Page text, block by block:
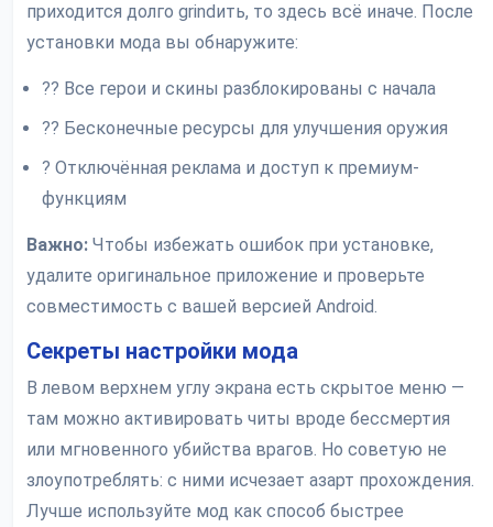
приходится долго grindить, то здесь всё иначе. После
установки мода вы обнаружите:
?? Все герои и скины разблокированы с начала
?? Бесконечные ресурсы для улучшения оружия
? Отключённая реклама и доступ к премиум-
функциям
Важно: Чтобы избежать ошибок при установке,
удалите оригинальное приложение и проверьте
совместимость с вашей версией Android.
Секреты настройки мода
В левом верхнем углу экрана есть скрытое меню —
там можно активировать читы вроде бессмертия
или мгновенного убийства врагов. Но советую не
злоупотреблять: с ними исчезает азарт прохождения.
Лучше используйте мод как способ быстрее